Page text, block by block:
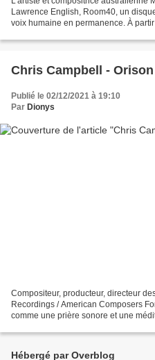
Lawrence English, Room40, un
voix humaine en permanence. À
Chris Campbell - Orison
Publié le 02/12/2021 à 19:10
Par Dionys
Compositeur, producteur, directeur
Recordings / American Composers
comme une prière sonore et une
Hébergé par Overblog